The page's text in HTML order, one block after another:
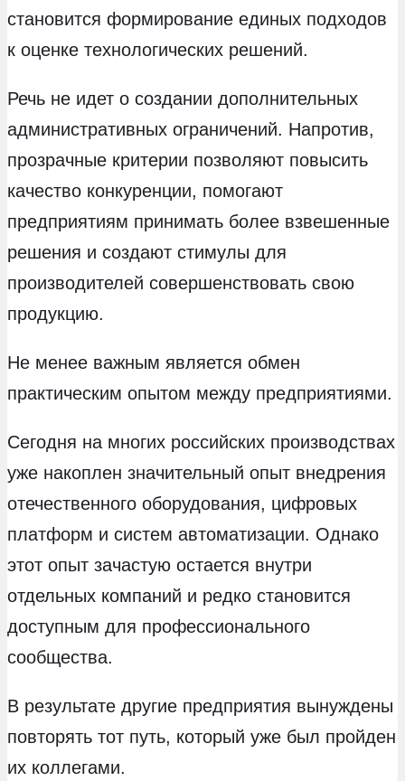
становится формирование единых подходов
к оценке технологических решений.
Речь не идет о создании дополнительных
административных ограничений. Напротив,
прозрачные критерии позволяют повысить
качество конкуренции, помогают
предприятиям принимать более взвешенные
решения и создают стимулы для
производителей совершенствовать свою
продукцию.
Не менее важным является обмен
практическим опытом между предприятиями.
Сегодня на многих российских производствах
уже накоплен значительный опыт внедрения
отечественного оборудования, цифровых
платформ и систем автоматизации. Однако
этот опыт зачастую остается внутри
отдельных компаний и редко становится
доступным для профессионального
сообщества.
В результате другие предприятия вынуждены
повторять тот путь, который уже был пройден
их коллегами.